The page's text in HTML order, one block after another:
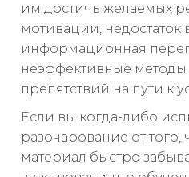
им достичь желаемых
мотивации, недостаток
информационная
неэффективные методы
препятствий на пути к
Если вы когда-либо
разочарование от того,
материал быстро